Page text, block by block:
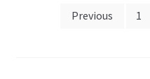
Berichten
Previous 1